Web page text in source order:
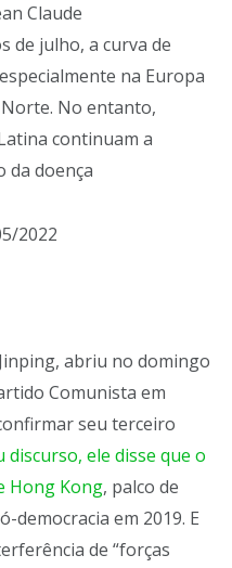
Claude
de julho, a curva de
na Europa
No entanto,
continuam a
da doença
2022
abriu no domingo
Comunista em
seu terceiro
discurso, ele disse que o
Hong Kong, palco de
democracia em 2019. E
de “forças